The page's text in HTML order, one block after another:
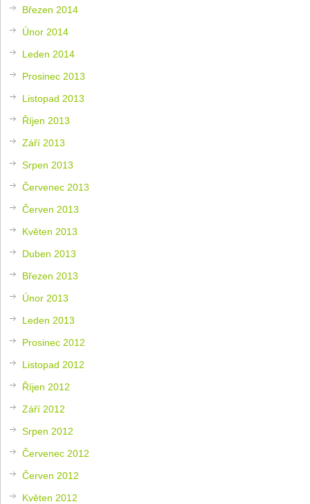
Březen 2014
Únor 2014
Leden 2014
Prosinec 2013
Listopad 2013
Říjen 2013
Září 2013
Srpen 2013
Červenec 2013
Červen 2013
Květen 2013
Duben 2013
Březen 2013
Únor 2013
Leden 2013
Prosinec 2012
Listopad 2012
Říjen 2012
Září 2012
Srpen 2012
Červenec 2012
Červen 2012
Květen 2012